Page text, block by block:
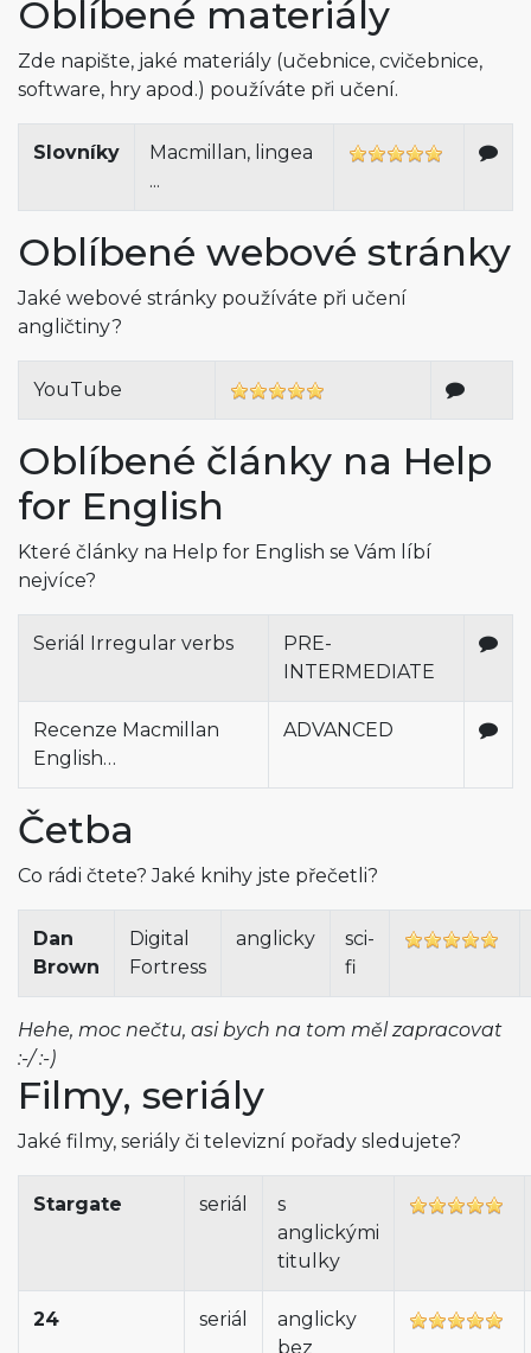
Oblíbené materiály
Zde napište, jaké materiály (učebnice, cvičebnice,
software, hry apod.) používáte při učení.
Slovníky
Macmillan, lingea
...
Oblíbené webové stránky
Jaké webové stránky používáte při učení
angličtiny?
YouTube
Oblíbené články na Help
for English
Které články na Help for English se Vám líbí
nejvíce?
Seriál Irregular verbs
PRE-
INTERMEDIATE
Recenze Macmillan
English…
ADVANCED
Četba
Co rádi čtete? Jaké knihy jste přečetli?
Dan
Brown
Digital
Fortress
anglicky
sci-
fi
Hehe, moc nečtu, asi bych na tom měl zapracovat
:-/ :-)
Filmy, seriály
Jaké filmy, seriály či televizní pořady sledujete?
Stargate seriál
s
anglickými
titulky
24 seriál
anglicky
bez